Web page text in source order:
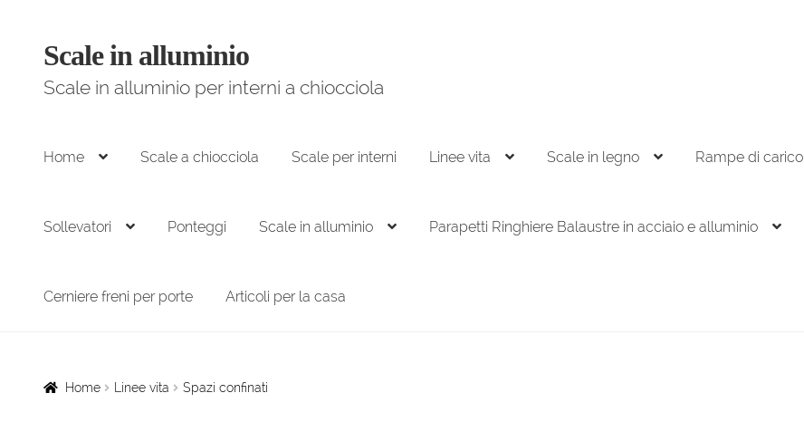
Vai
navigazione
Vai
contenuto
Scale in alluminio
Scale in alluminio per interni a chiocciola
Home Scale a chiocciola Scale per interni Linee vita Scale in legno Rampe di carico
Sollevatori Ponteggi Scale in alluminio Parapetti Ringhiere Balaustre in acciaio e alluminio
Cerniere freni per porte Articoli per la casa
Home Linee vita Spazi confinati